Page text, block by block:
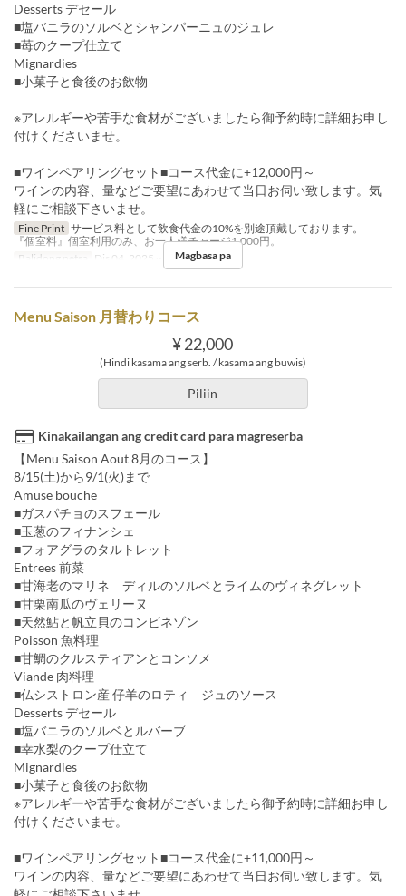
Desserts デセール
■塩バニラのソルベとシャンパーニュのジュレ
■苺のクープ仕立て
Mignardies
■小菓子と食後のお飲物
※アレルギーや苦手な食材がございましたら御予約時に詳細お申し
付けくださいませ。
■ワインペアリングセット■コース代金に+12,000円～
ワインの内容、量などご要望にあわせて当日お伺い致します。気
軽にご相談下さいませ。
Fine Print サービス料として飲食代金の10%を別途頂戴しております。
『個室料』個室利用のみ、お一人様チャージ1,000円。
Balidong petsa
Dis 04, 2025 ~ Dis 25, 2025
Magbasa pa
Menu Saison 月替わりコース
¥ 22,000
(Hindi kasama ang serb. / kasama ang buwis)
Piliin
Kinakailangan ang credit card para magreserba
【Menu Saison Aout 8月のコース】
8/15(土)から9/1(火)まで
Amuse bouche
■ガスパチョのスフェール
■玉葱のフィナンシェ
■フォアグラのタルトレット
Entrees 前菜
■甘海老のマリネ ディルのソルベとライムのヴィネグレット
■甘栗南瓜のヴェリーヌ
■天然鮎と帆立貝のコンビネゾン
Poisson 魚料理
■甘鯛のクルスティアンとコンソメ
Viande 肉料理
■仏シストロン産 仔羊のロティ ジュのソース
Desserts デセール
■塩バニラのソルベとルバーブ
■幸水梨のクープ仕立て
Mignardies
■小菓子と食後のお飲物
※アレルギーや苦手な食材がございましたら御予約時に詳細お申し
付けくださいませ。
■ワインペアリングセット■コース代金に+11,000円～
ワインの内容、量などご要望にあわせて当日お伺い致します。気